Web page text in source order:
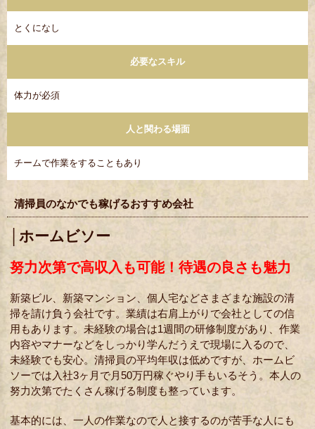
とくになし
必要なスキル
体力が必須
人と関わる場面
チームで作業をすることもあり
清掃員のなかでも稼げるおすすめ会社
│ホームビソー
努力次第で高収入も可能！待遇の良さも魅力
新築ビル、新築マンション、個人宅などさまざまな施設の清
掃を請け負う会社です。業績は右肩上がりで会社としての信
用もあります。未経験の場合は1週間の研修制度があり、作業
内容やマナーなどをしっかり学んだうえで現場に入るので、
未経験でも安心。清掃員の平均年収は低めですが、ホームビ
ソーでは入社3ヶ月で月50万円稼ぐやり手もいるそう。本人の
努力次第でたくさん稼げる制度も整っています。
基本的には、一人の作業なので人と接するのが苦手な人にも